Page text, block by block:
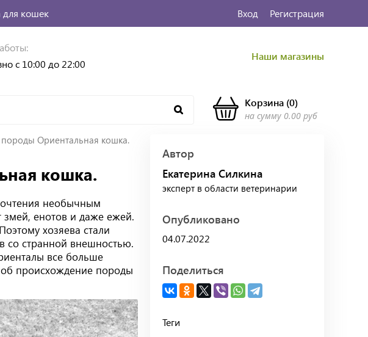
для кошек Вход Регистрация
с 10:00 до 22:00
Наши магазины
Корзина(0)
на сумму 0.00 руб
Ориентальная кошка.
кошка.
необычным
енотов и даже ежей.
хозяева стали
со странной внешностью.
все больше
происхождение породы
Автор
Екатерина Силкина
эксперт в области ветеринарии
Опубликовано
04.07.2022
Поделиться
Теги